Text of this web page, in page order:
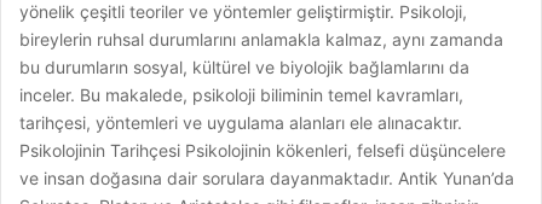
yönelik çeşitli teoriler ve yöntemler geliştirmiştir. Psikoloji,
bireylerin ruhsal durumlarını anlamakla kalmaz, aynı zamanda
bu durumların sosyal, kültürel ve biyolojik bağlamlarını da
inceler. Bu makalede, psikoloji biliminin temel kavramları,
tarihçesi, yöntemleri ve uygulama alanları ele alınacaktır.
Psikolojinin Tarihçesi Psikolojinin kökenleri, felsefi düşüncelere
ve insan doğasına dair sorulara dayanmaktadır. Antik Yunan’da